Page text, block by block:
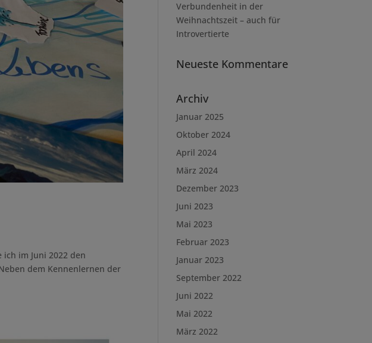
im Juni 2022 den
dem Kennenlernen der
Verbundenheit in der
Weihnachtszeit – auch für
Introvertierte
Neueste Kommentare
Archiv
Januar 2025
Oktober 2024
April 2024
März 2024
Dezember 2023
Juni 2023
Mai 2023
Februar 2023
Januar 2023
September 2022
Juni 2022
Mai 2022
März 2022